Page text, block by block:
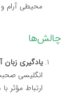
محیطی آرام و
چالش‌ها
یادگیری زبان
انگلیسی صحبت
ارتباط مؤثر